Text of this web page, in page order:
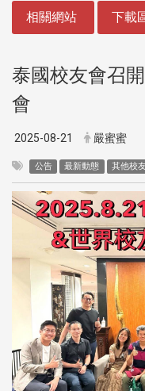
相關網站 下載
泰國校友會召
會
2025-08-21 嚴蜜蜜
公告 最新動態 其他校